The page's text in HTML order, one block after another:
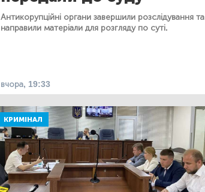
Антикорупційні органи завершили розслідування та
направили матеріали для розгляду по суті.
вчора, 19:33
КРИМІНАЛ